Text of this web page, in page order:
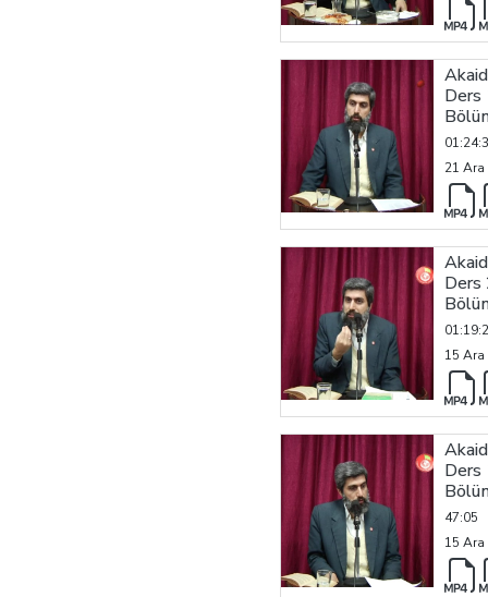
Ders
21
Ders
15
Ders
47:05
15